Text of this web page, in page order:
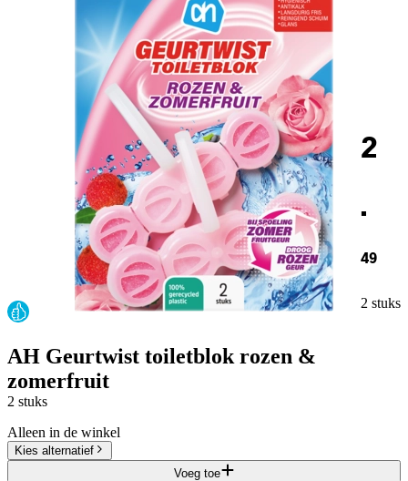
2
.
49
2 stuks
AH Geurtwist toiletblok rozen &
zomerfruit
2 stuks
Alleen in de winkel
Kies alternatief
Voeg toe